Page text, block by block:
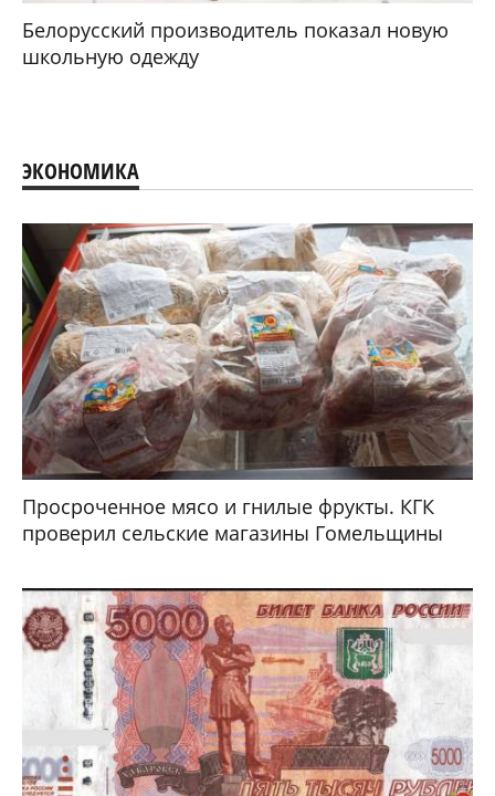
Белорусский производитель показал новую
школьную одежду
ЭКОНОМИКА
Просроченное мясо и гнилые фрукты. КГК
проверил сельские магазины Гомельщины